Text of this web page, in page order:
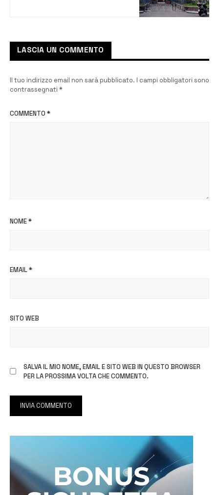
LASCIA UN COMMENTO
Il tuo indirizzo email non sarà pubblicato. I campi obbligatori sono
contrassegnati *
COMMENTO *
NOME*
EMAIL*
SITO WEB
SALVA IL MIO NOME, EMAIL E SITO WEB IN QUESTO BROWSER
PER LA PROSSIMA VOLTA CHE COMMENTO.